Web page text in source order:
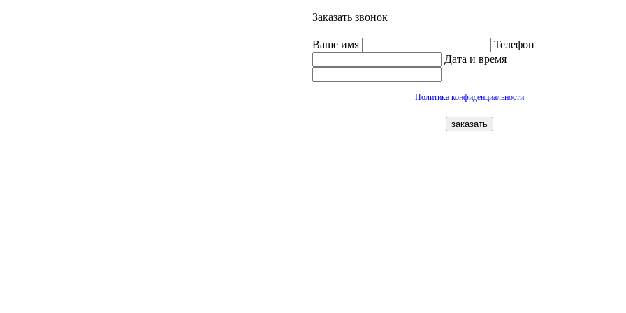
Заказать звонок
Ваше имя
Телефон
Дата и время
Политика конфиденциальности
заказать